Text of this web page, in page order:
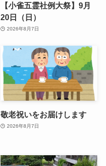
【小雀五霊社例大祭】9月
20日（日）
2026年8月7日
敬老祝いをお届けします
2026年8月7日